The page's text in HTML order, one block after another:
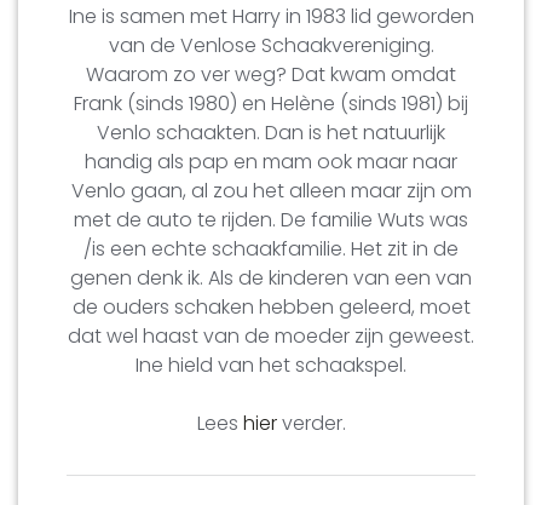
Ine is samen met Harry in 1983 lid geworden
van de Venlose Schaakvereniging.
Waarom zo ver weg? Dat kwam omdat
Frank (sinds 1980) en Helène (sinds 1981) bij
Venlo schaakten. Dan is het natuurlijk
handig als pap en mam ook maar naar
Venlo gaan, al zou het alleen maar zijn om
met de auto te rijden. De familie Wuts was
/is een echte schaakfamilie. Het zit in de
genen denk ik. Als de kinderen van een van
de ouders schaken hebben geleerd, moet
dat wel haast van de moeder zijn geweest.
Ine hield van het schaakspel.
Lees hierverder.